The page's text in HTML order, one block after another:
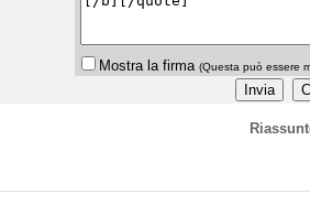
Mostra la firma (Questa può essere